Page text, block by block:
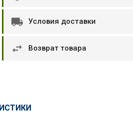
Тимур B.Д.
заказ и доставляют
Условия доставки
Возврат товара